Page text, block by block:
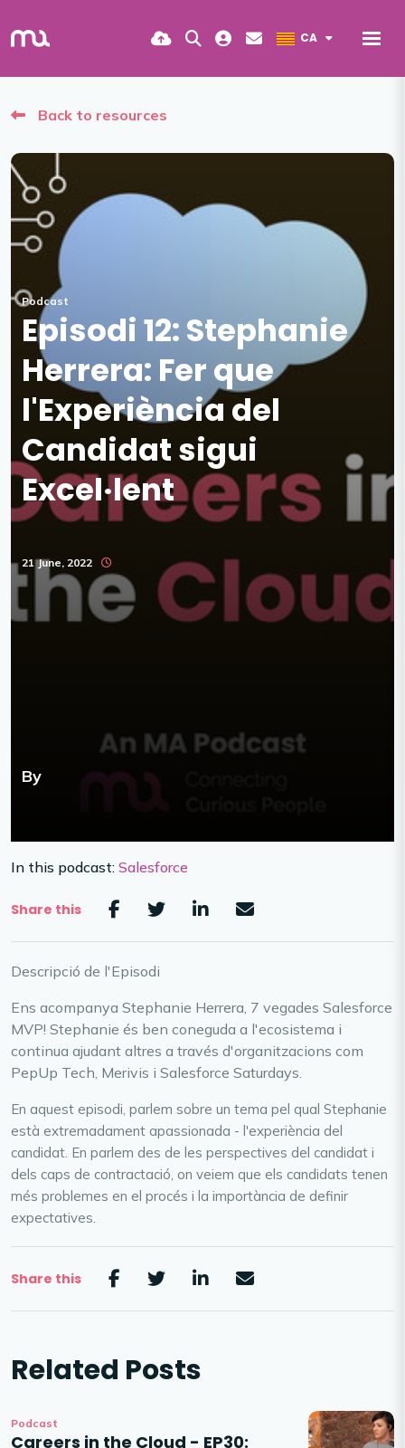
CA
Back to resources
Podcast
Episodi 12: Stephanie
Herrera: Fer que
l'Experiència del
Candidat sigui
Excel·lent
21 June, 2022
By
In this podcast: Salesforce
Share this
Descripció de l'Episodi
Ens acompanya Stephanie Herrera, 7 vegades Salesforce
MVP! Stephanie és ben coneguda a l'ecosistema i
continua ajudant altres a través d'organitzacions com
PepUp Tech, Merivis i Salesforce Saturdays.
En aquest episodi, parlem sobre un tema pel qual Stephanie
està extremadament apassionada - l'experiència del
candidat. En parlem des de les perspectives del candidat i
dels caps de contractació, on veiem que els candidats tenen
més problemes en el procés i la importància de definir
expectatives.
Share this
Related Posts
Podcast
Careers in the Cloud - EP30: